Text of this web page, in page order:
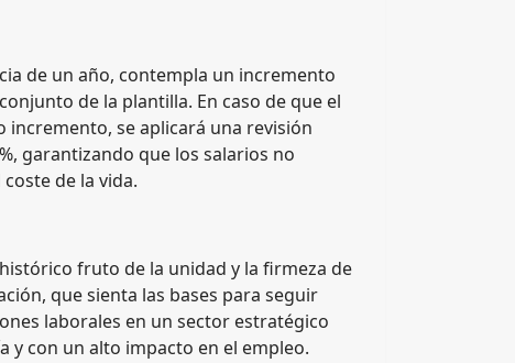
de un año, contempla un incremento
de la plantilla. En caso de que el
incremento, se aplicará una revisión
garantizando que los salarios no
de la vida.
fruto de la unidad y la firmeza de
que sienta las bases para seguir
laborales en un sector estratégico
y con un alto impacto en el empleo.